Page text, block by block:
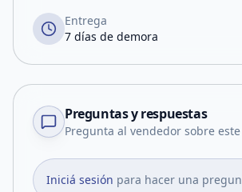
Entrega
7 días de demora
Preguntas y respuestas
Pregunta al vendedor sobre
Iniciá sesión para hacer una